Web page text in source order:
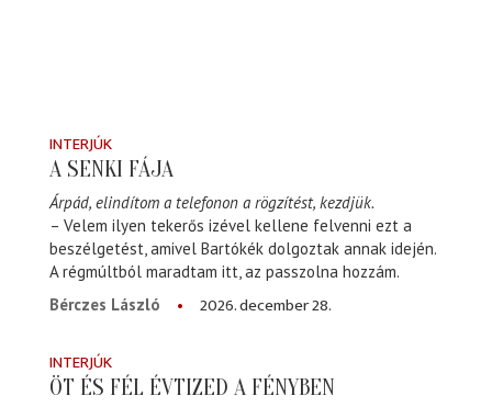
INTERJÚK
A SENKI FÁJA
Árpád, elindítom a telefonon a rögzítést, kezdjük.
– Velem ilyen tekerős izével kellene felvenni ezt a
beszélgetést, amivel Bartókék dolgoztak annak idején.
A régmúltból maradtam itt, az passzolna hozzám.
Bérczes László
2026. december 28.
INTERJÚK
ÖT ÉS FÉL ÉVTIZED A FÉNYBEN